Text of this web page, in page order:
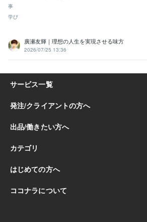
事
学び
廣瀬友輝｜理想の人生を実現させる味方
2026/07/25 13:36